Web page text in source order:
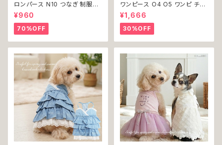
ロンパース N10 つなぎ 制服風
チェック柄 グレー 灰色 コスチュ
ーム コスプレ ドッグウェア dog
犬 猫 ペット 服 犬服 洋服 オシ
ャレ かわいい 小型犬 返品交換
不可
¥960
70%OFF
ワンピース O4 O5 ワンピ チェ
ック プリーツ レース 女の子 犬
犬服 小型 猫 服 洋服 ペット do
g ドッグウェア おしゃれ かわい
い 返品交換不可
¥1,666
30%OFF